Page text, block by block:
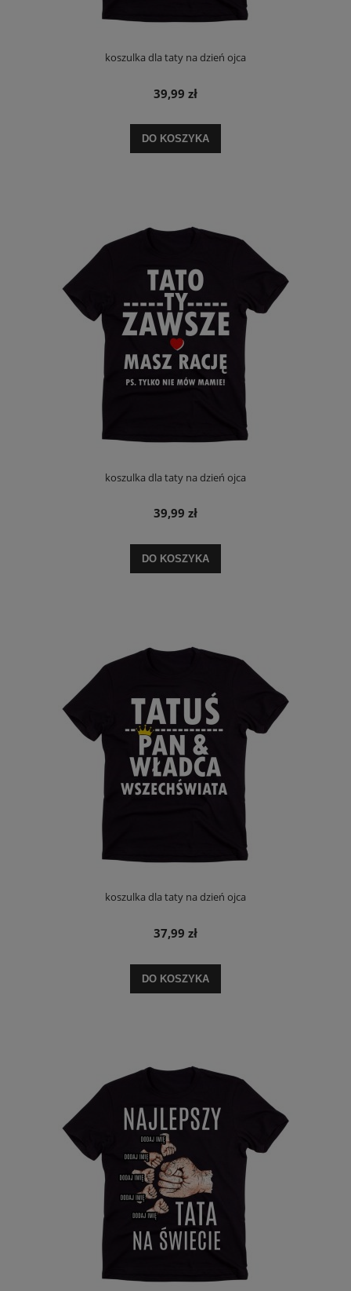
koszulka dla taty na dzień ojca
39,99 zł
DO KOSZYKA
koszulka dla taty na dzień ojca
39,99 zł
DO KOSZYKA
koszulka dla taty na dzień ojca
37,99 zł
DO KOSZYKA